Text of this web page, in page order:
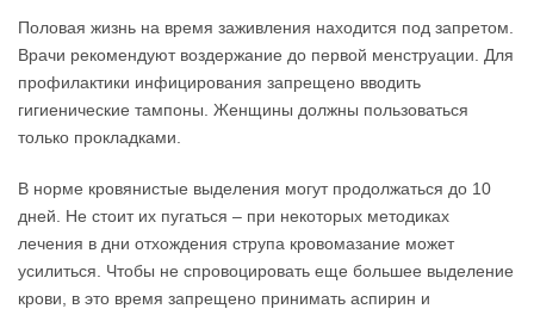
Половая жизнь на время заживления находится под запретом.
Врачи рекомендуют воздержание до первой менструации. Для
профилактики инфицирования запрещено вводить
гигиенические тампоны. Женщины должны пользоваться
только прокладками.
В норме кровянистые выделения могут продолжаться до 10
дней. Не стоит их пугаться – при некоторых методиках
лечения в дни отхождения струпа кровомазание может
усилиться. Чтобы не спровоцировать еще большее выделение
крови, в это время запрещено принимать аспирин и